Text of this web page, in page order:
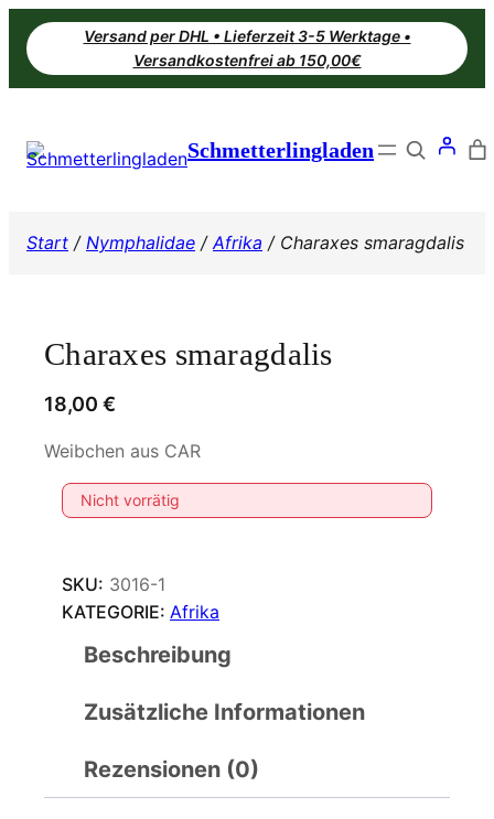
Zum
Inhalt
springen
Versand per DHL • Lieferzeit 3-5 Werktage •
Versandkostenfrei ab 150,00€
Schmetterlingladen Search
Start / Nymphalidae /Afrika / Charaxes smaragdalis
Charaxes smaragdalis
18,00 €
Weibchen aus CAR
Nicht vorrätig
SKU: 3016-1
KATEGORIE: Afrika
Beschreibung
Zusätzliche Informationen
Rezensionen (0)